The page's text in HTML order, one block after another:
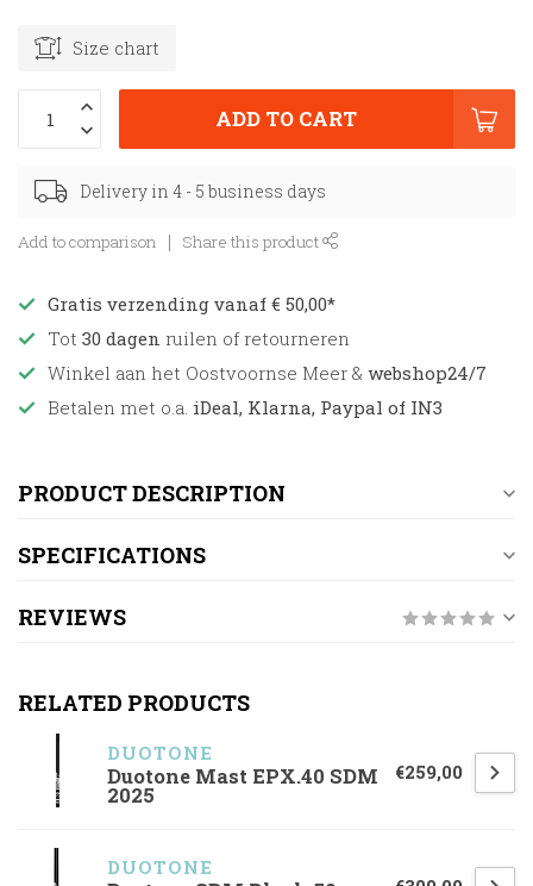
Size chart
ADD TO CART
Delivery in 4 - 5 business days
Add to comparison Share this product
Gratis verzending vanaf € 50,00*
Tot 30 dagen ruilen of retourneren
Winkel aan het Oostvoornse Meer & webshop24/7
Betalen met o.a. iDeal, Klarna, Paypal of IN3
PRODUCT DESCRIPTION
SPECIFICATIONS
REVIEWS
RELATED PRODUCTS
DUOTONE
Duotone Mast EPX.40 SDM
2025
€259,00
DUOTONE